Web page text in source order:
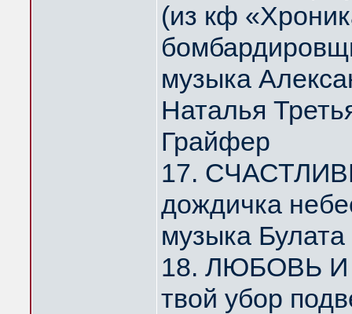
(из кф
музыка
Наталья
Грайфер
17.
дождичка
музыка
18. ЛЮБОВЬ И
твой убор